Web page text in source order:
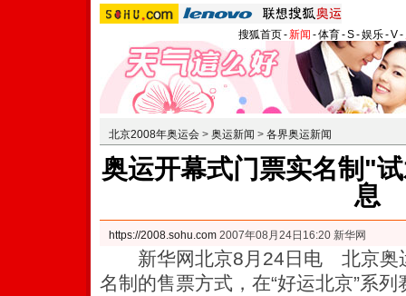
搜狐首页-新闻 -体育-S-娱乐-V-
北京2008年奥运会 > 奥运新闻 > 各界奥运新闻
奥运开幕式门票实名制"
息
https://2008.sohu.com 2007年08月24日16:20 新华网
新华网北京8月24日电 北京奥
名制的售票方式，在“好运北京”系